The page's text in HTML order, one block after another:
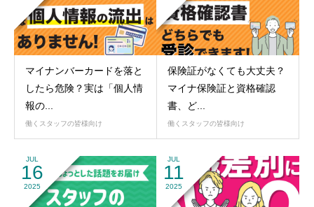
マイナンバーカードを落と
したら危険？実は「個人情
報の...
働くスタッフの皆様向け
保険証がなくても大丈夫？
マイナ保険証と資格確認
書、ど...
働くスタッフの皆様向け
JUL
16
2025
JUL
11
2025